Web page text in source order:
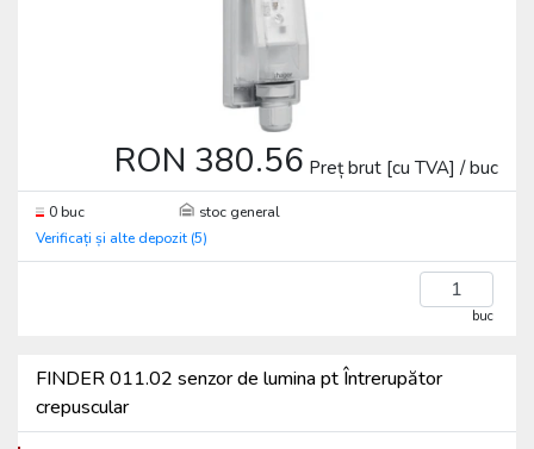
RON 380.56 Preț brut [cu TVA] / buc
0 buc
stoc general
Verificați și alte depozit (5)
buc
FINDER 011.02 senzor de lumina pt Întrerupător
crepuscular